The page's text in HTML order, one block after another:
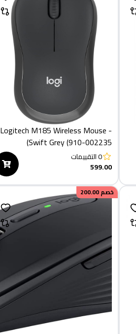
Logitech M185 Wireless Mouse -
Swift Grey (910-002235)
0التقييمات
599.00
خصم200.00